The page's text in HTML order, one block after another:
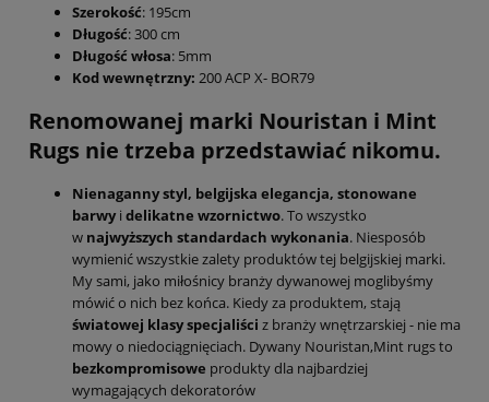
Szerokość: 195cm
Długość: 300 cm
Długość włosa: 5mm
Kod wewnętrzny: 200 ACP X- BOR79
Renomowanej marki Nouristan i Mint
Rugs nie trzeba przedstawiać nikomu.
Nienaganny styl, belgijska elegancja, stonowane
barwyi delikatne wzornictwo. To wszystko
w najwyższych standardach wykonania. Niesposób
wymienić wszystkie zalety produktów tej belgijskiej marki.
My sami, jako miłośnicy branży dywanowej moglibyśmy
mówić o nich bez końca. Kiedy za produktem, stają
światowej klasy specjaliści z branży wnętrzarskiej - nie ma
mowy o niedociągnięciach. Dywany Nouristan,Mint rugs to
bezkompromisowe produkty dla najbardziej
wymagających dekoratorów